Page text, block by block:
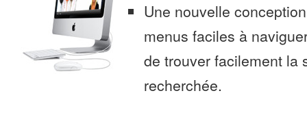
Une nouvelle
menus faciles à
de trouver facilement la
recherchée.